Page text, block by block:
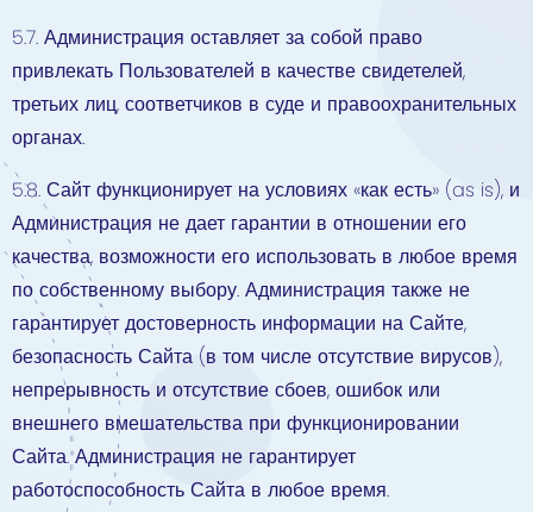
5.7. Администрация оставляет за собой право
привлекать Пользователей в качестве свидетелей,
третьих лиц, соответчиков в суде и правоохранительных
органах.
5.8. Сайт функционирует на условиях «как есть» (as is), и
Администрация не дает гарантии в отношении его
качества, возможности его использовать в любое время
по собственному выбору. Администрация также не
гарантирует достоверность информации на Сайте,
безопасность Сайта (в том числе отсутствие вирусов),
непрерывность и отсутствие сбоев, ошибок или
внешнего вмешательства при функционировании
Сайта. Администрация не гарантирует
работоспособность Сайта в любое время.